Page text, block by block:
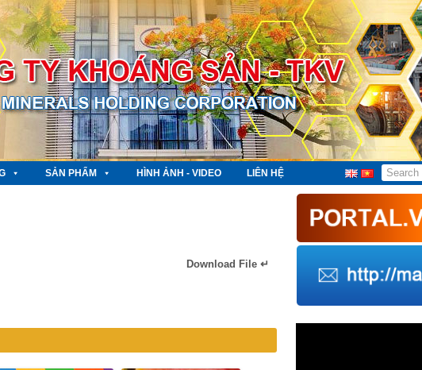
SẢN PHẨM HÌNH ẢNH - VIDEO LIÊN HỆ
Download File ↵